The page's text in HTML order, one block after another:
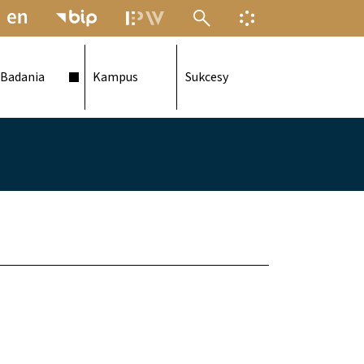
MENU ELEKTRONICZNEJINFORMACJA O
Badania Kampus Sukcesy